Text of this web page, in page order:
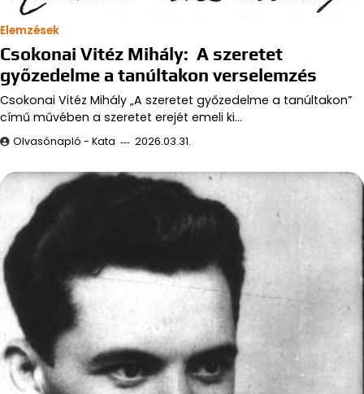
Elemzések
Csokonai Vitéz Mihály: A szeretet
győzedelme a tanúltakon verselemzés
Csokonai Vitéz Mihály „A szeretet győzedelme a tanúltakon”
című művében a szeretet erejét emeli ki…
Olvasónapló - Kata 2026.03.31.